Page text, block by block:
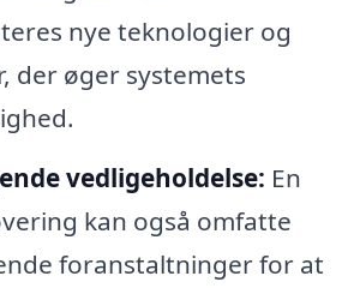
nye teknologier og
der øger systemets
vedligeholdelse: En
kan også omfatte
foranstaltninger for at